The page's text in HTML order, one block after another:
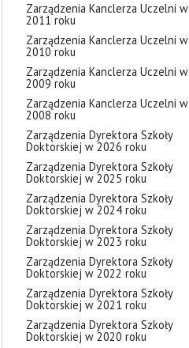
Zarządzenia Kanclerza Uczelni w
2011 roku
Zarządzenia Kanclerza Uczelni w
2010 roku
Zarządzenia Kanclerza Uczelni w
2009 roku
Zarządzenia Kanclerza Uczelni w
2008 roku
Zarządzenia Dyrektora Szkoły
Doktorskiej w 2026 roku
Zarządzenia Dyrektora Szkoły
Doktorskiej w 2025 roku
Zarządzenia Dyrektora Szkoły
Doktorskiej w 2024 roku
Zarządzenia Dyrektora Szkoły
Doktorskiej w 2023 roku
Zarządzenia Dyrektora Szkoły
Doktorskiej w 2022 roku
Zarządzenia Dyrektora Szkoły
Doktorskiej w 2021 roku
Zarządzenia Dyrektora Szkoły
Doktorskiej w 2020 roku